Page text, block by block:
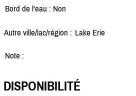
Bord de l'eau : Non
Autre ville/lac/région : Lake Erie
Note :
DISPONIBILITÉ